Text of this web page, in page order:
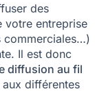
des
votre entreprise
commerciales…)
Il est donc
diffusion au fil
aux différentes